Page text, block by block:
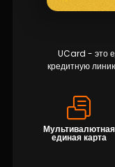
UCard - это
кредитную
Мультивалютная
единая карта